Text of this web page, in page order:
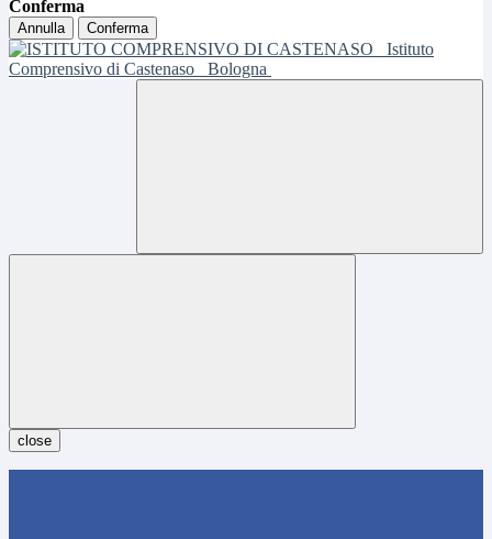
Conferma
Annulla Conferma
Istituto
Comprensivo di Castenaso
Bologna
close